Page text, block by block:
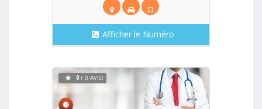
Afficher le Numéro
Voir
0 ( 0 AVIS)